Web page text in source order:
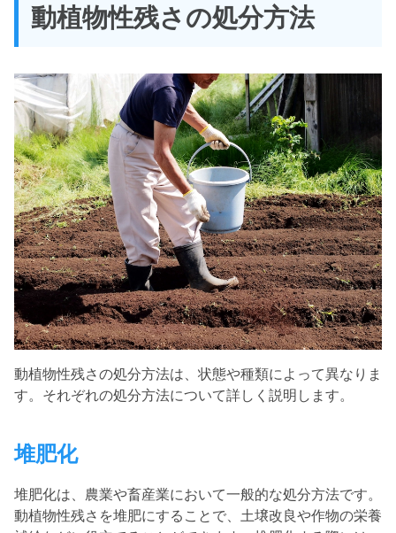
動植物性残さの処分方法
動植物性残さの処分方法は、状態や種類によって異なりま
す。 それぞれの処分方法について詳しく説明します。
堆肥化
堆肥化は、農業や畜産業において一般的な処分方法です。
動植物性残さを堆肥にすることで、土壌改良や作物の栄養